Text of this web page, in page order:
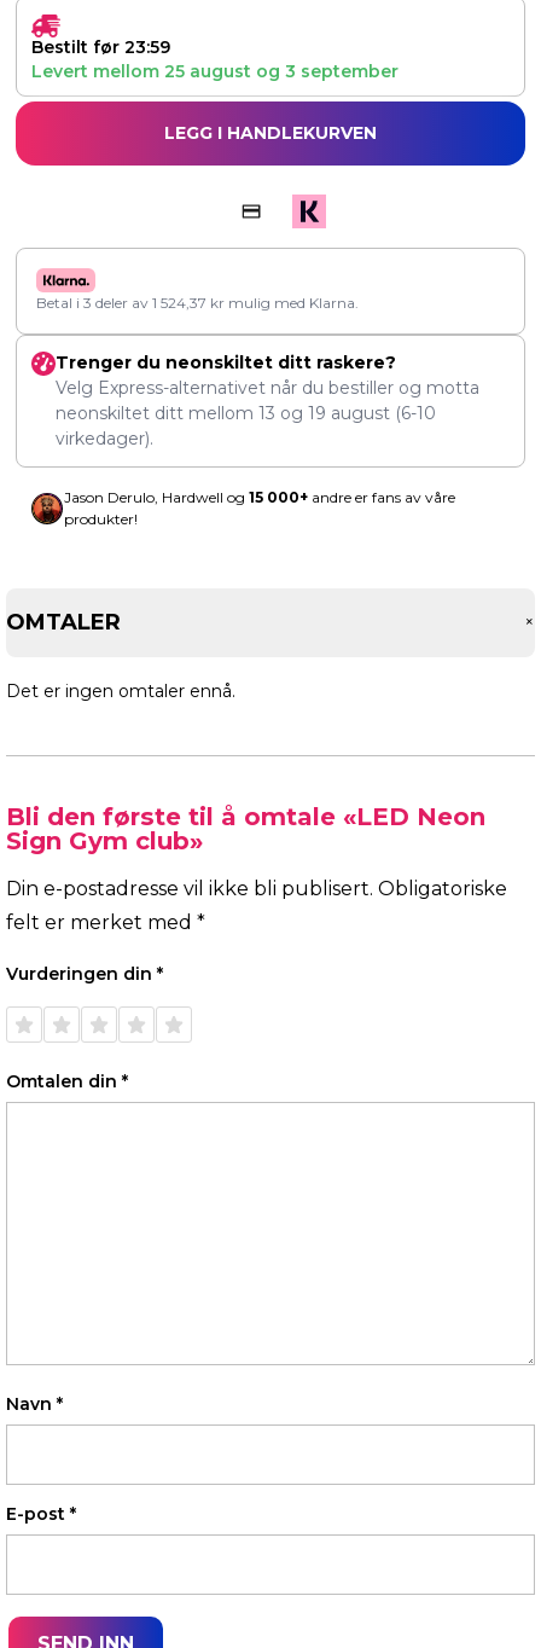
Bestilt før 23:59
Levert mellom 25 august og 3 september
LEGG I HANDLEKURVEN
Betal i 3 deler av 1 524,37 kr mulig med Klarna.
Trenger du neonskiltet ditt raskere?
Velg Express-alternativet når du bestiller og motta
neonskiltet ditt mellom 13 og 19 august (6-10
virkedager).
Jason Derulo, Hardwell og 15 000+ andre er fans av våre
produkter!
OMTALER +
Det er ingen omtaler ennå.
Bli den første til å omtale «LED Neon
Sign Gym club»
Din e-postadresse vil ikke bli publisert. Obligatoriske
felt er merket med *
Vurderingen din *
1 av 5
stjerner
2 av 5
stjerner
3 av 5
stjerner
4 av 5
stjerner
5 av 5
stjerner
Omtalen din *
Navn *
E-post *